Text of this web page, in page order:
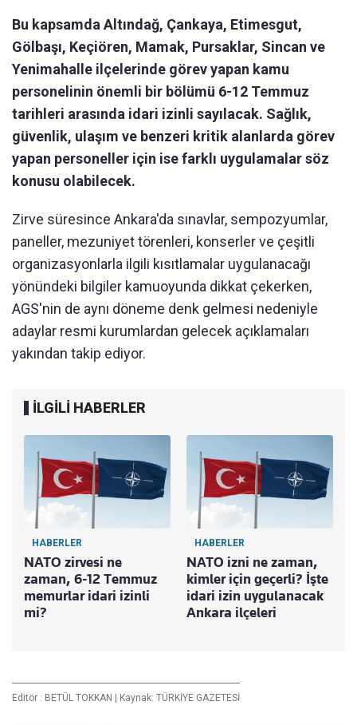
Bu kapsamda Altındağ, Çankaya, Etimesgut,
Gölbaşı, Keçiören, Mamak, Pursaklar, Sincan ve
Yenimahalle ilçelerinde görev yapan kamu
personelinin önemli bir bölümü 6-12 Temmuz
tarihleri arasında idari izinli sayılacak. Sağlık,
güvenlik, ulaşım ve benzeri kritik alanlarda görev
yapan personeller için ise farklı uygulamalar söz
konusu olabilecek.
Zirve süresince Ankara'da sınavlar, sempozyumlar,
paneller, mezuniyet törenleri, konserler ve çeşitli
organizasyonlarla ilgili kısıtlamalar uygulanacağı
yönündeki bilgiler kamuoyunda dikkat çekerken,
AGS'nin de aynı döneme denk gelmesi nedeniyle
adaylar resmi kurumlardan gelecek açıklamaları
yakından takip ediyor.
İLGİLİ HABERLER
HABERLER
NATO zirvesi ne
zaman, 6-12 Temmuz
memurlar idari izinli
mi?
HABERLER
NATO izni ne zaman,
kimler için geçerli? İşte
idari izin uygulanacak
Ankara ilçeleri
Editör : BETÜL TOKKAN Kaynak: TÜRKİYE GAZETESİ